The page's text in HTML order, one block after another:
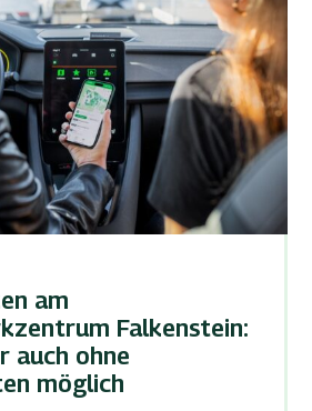
am
Falkenstein:
auch ohne
möglich